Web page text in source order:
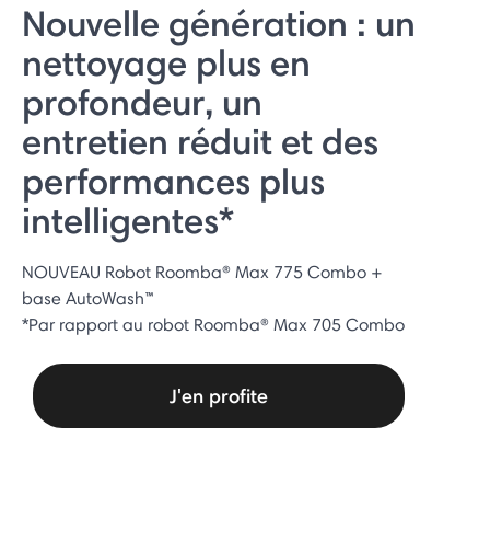
Nouvelle génération : un
nettoyage plus en
profondeur, un
entretien réduit et des
performances plus
intelligentes*
NOUVEAU Robot Roomba® Max 775 Combo +
base AutoWash™
*Par rapport au robot Roomba® Max 705 Combo
J'en profite